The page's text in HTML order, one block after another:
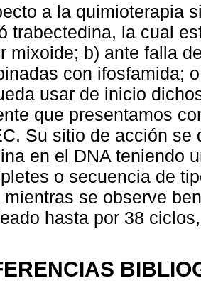
a la quimioterapia
trabectedina, la cual
mixoide; b) ante falla
con ifosfamida;
usar de inicio
que presentamos
Su sitio de acción
en el DNA teniendo
o secuencia de
mientras se observe
hasta por 38